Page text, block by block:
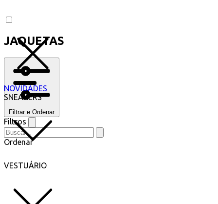
NOVIDADES
SNEAKERS
VESTUÁRIO
JAQUETAS
Filtrar e Ordenar
Filtros
Ordenar